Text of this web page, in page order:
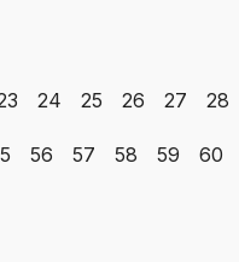
24 25 26 27 28
56 57 58 59 60